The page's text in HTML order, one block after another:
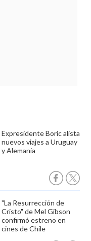
Expresidente Boric alista
nuevos viajes a Uruguay
y Alemania
"La Resurrección de
Cristo" de Mel Gibson
confirmó estreno en
cines de Chile